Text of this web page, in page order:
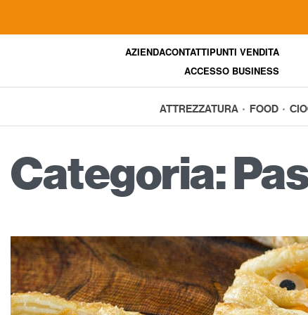
AZIENDACONTATTIPUNTI VENDITA
ACCESSO BUSINESS
ATTREZZATURA FOOD
Categoria: